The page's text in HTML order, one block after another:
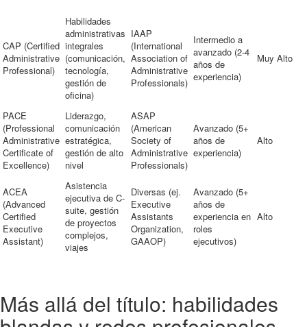
CAP (Certified
Administrative
Professional)
Habilidades
administrativas
integrales
(comunicación,
tecnología,
gestión de
oficina)
IAAP
(International
Association of
Administrative
Professionals)
Intermedio a
avanzado (2-4
años de
experiencia)
Muy Alto
PACE
(Professional
Administrative
Certificate of
Excellence)
Liderazgo,
comunicación
estratégica,
gestión de alto
nivel
ASAP
(American
Society of
Administrative
Professionals)
Avanzado (5+
años de
experiencia)
Alto
ACEA
(Advanced
Certified
Executive
Assistant)
Asistencia
ejecutiva de C-
suite, gestión
de proyectos
complejos,
viajes
Diversas (ej.
Executive
Assistants
Organization,
GAAOP)
Avanzado (5+
años de
experiencia en
roles
ejecutivos)
Alto
Más allá del título: habilidades